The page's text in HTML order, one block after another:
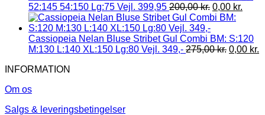
52:145 54:150 Lg:75 Vejl. 399,95 200,00kr. 0,00 kr.
Cassiopeia Nelan Bluse Stribet Gul Combi BM: S:120
M:130 L:140 XL:150 Lg:80 Vejl. 349,- 275,00kr. 0,00 kr.
INFORMATION
Om os
Salgs & leveringsbetingelser